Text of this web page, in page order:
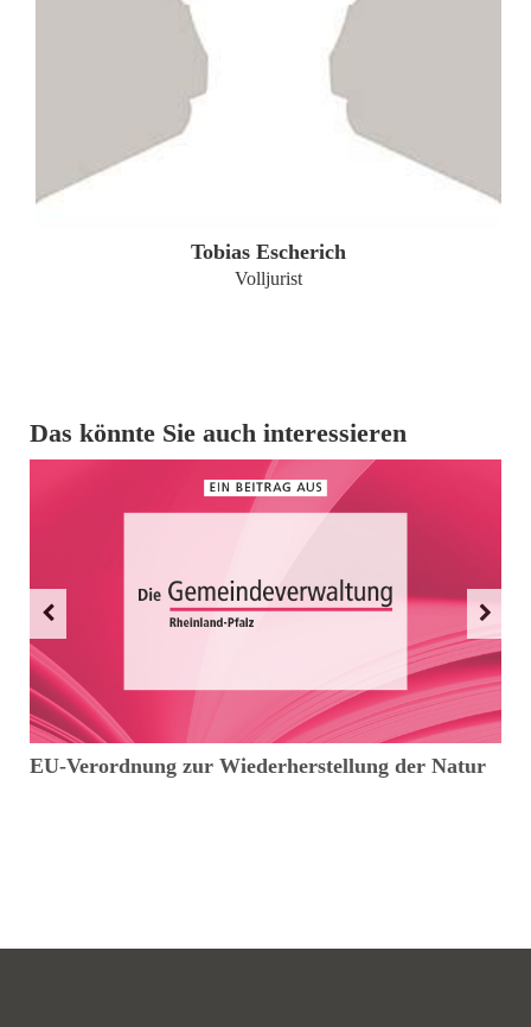
Tobias Escherich
Volljurist
Das könnte Sie auch interessieren
EU-Verordnung zur Wiederherstellung der Natur